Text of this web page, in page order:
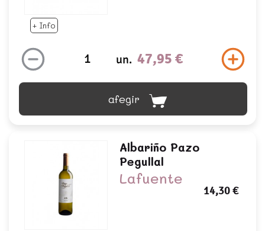
+ Info
un. 47,95 €
afegir
Albariño Pazo
Pegullal
Lafuente
14,30 €